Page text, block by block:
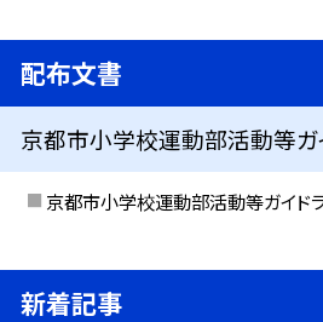
配布文書
京都市小学校運動部活動等ガ
京都市小学校運動部活動等ガイド
新着記事